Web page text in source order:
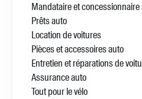
Mandataire et concessionnaire
Prêts auto
Location de voitures
Pièces et accessoires auto
Entretien et réparations de
Assurance auto
Tout pour le vélo